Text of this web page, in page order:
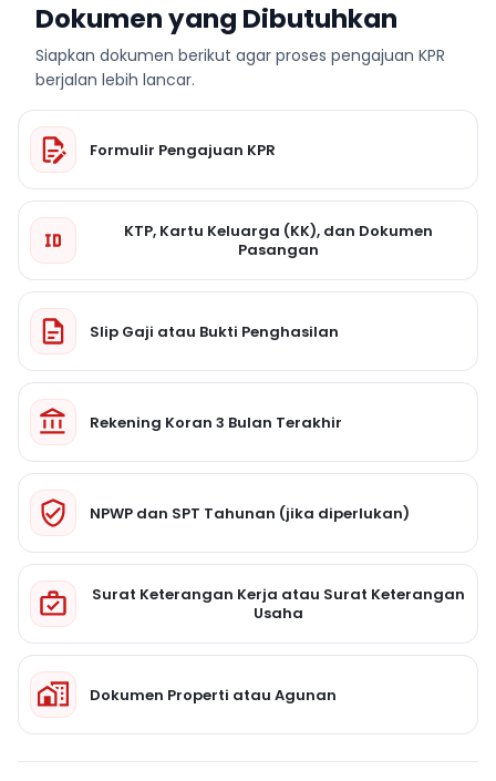
Dokumen yang Dibutuhkan
Siapkan dokumen berikut agar proses pengajuan KPR
berjalan lebih lancar.
Formulir Pengajuan KPR
KTP, Kartu Keluarga (KK), dan Dokumen
Pasangan
Slip Gaji atau Bukti Penghasilan
Rekening Koran 3 Bulan Terakhir
NPWP dan SPT Tahunan (jika diperlukan)
Surat Keterangan Kerja atau Surat Keterangan
Usaha
Dokumen Properti atau Agunan